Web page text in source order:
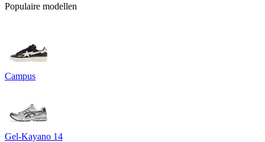
Populaire modellen
Campus
Gel-Kayano 14